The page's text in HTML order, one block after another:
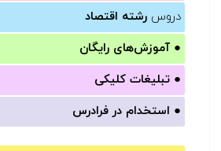
دروس رشته اقتصاد
● آموزش‌های رایگان
● تبلیغات کلیکی
● استخدام در فرادرس